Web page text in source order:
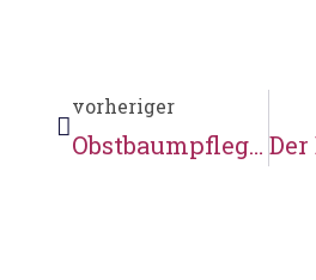
vorheriger
Obstbaumpflege im Kulturgarten und vieles mehr …